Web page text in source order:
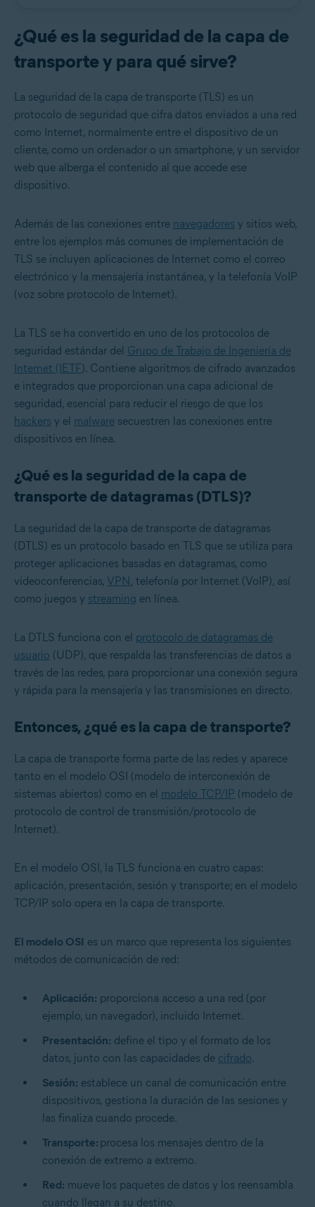
¿Qué es la seguridad de la capa de
transporte y para qué sirve?
La seguridad de la capa de transporte (TLS) es un
protocolo de seguridad que cifra datos enviados a una red
como Internet, normalmente entre el dispositivo de un
cliente, como un ordenador o un smartphone, y un servidor
web que alberga el contenido al que accede ese
dispositivo.
Además de las conexiones entre navegadores y sitios web,
entre los ejemplos más comunes de implementación de
TLS se incluyen aplicaciones de Internet como el correo
electrónico y la mensajería instantánea, y la telefonía VoIP
(voz sobre protocolo de Internet).
La TLS se ha convertido en uno de los protocolos de
seguridad estándar del Grupo de Trabajo de Ingeniería de
Internet (IETF). Contiene algoritmos de cifrado avanzados
e integrados que proporcionan una capa adicional de
seguridad, esencial para reducir el riesgo de que los
hackers y el malware secuestren las conexiones entre
dispositivos en línea.
¿Qué es la seguridad de la capa de
transporte de datagramas (DTLS)?
La seguridad de la capa de transporte de datagramas
(DTLS) es un protocolo basado en TLS que se utiliza para
proteger aplicaciones basadas en datagramas, como
videoconferencias, VPN , telefonía por Internet (VoIP), así
como juegos y streaming en línea.
La DTLS funciona con el protocolo de datagramas de
usuario (UDP), que respalda las transferencias de datos a
través de las redes, para proporcionar una conexión segura
y rápida para la mensajería y las transmisiones en directo.
Entonces, ¿qué es la capa de transporte?
La capa de transporte forma parte de las redes y aparece
tanto en el modelo OSI (modelo de interconexión de
sistemas abiertos) como en el modelo TCP/IP (modelo de
protocolo de control de transmisión/protocolo de
Internet).
En el modelo OSI, la TLS funciona en cuatro capas:
aplicación, presentación, sesión y transporte; en el modelo
TCP/IP solo opera en la capa de transporte.
El modelo OSI es un marco que representa los siguientes
métodos de comunicación de red:
Aplicación: proporciona acceso a una red (por
ejemplo, un navegador), incluido Internet.
Presentación: define el tipo y el formato de los
datos, junto con las capacidades de cifrado.
Sesión: establece un canal de comunicación entre
dispositivos, gestiona la duración de las sesiones y
las finaliza cuando procede.
Transporte: procesa los mensajes dentro de la
conexión de extremo a extremo.
Red: mueve los paquetes de datos y los reensambla
cuando llegan a su destino.